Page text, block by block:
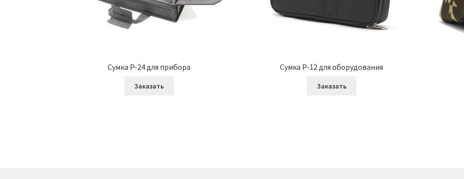
Сумка P-24 для прибора
Заказать
Сумка P-12 для оборудования
Заказать